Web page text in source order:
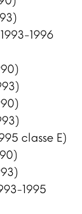
1996
classe E)
1995